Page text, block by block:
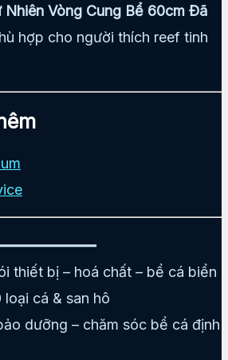
Vòng Cung Bể 60cm Đã
hợp cho người thích reef tinh
thiết bị – hoá chất – bể cá biển
loại cá & san hô
dưỡng – chăm sóc bể cá định